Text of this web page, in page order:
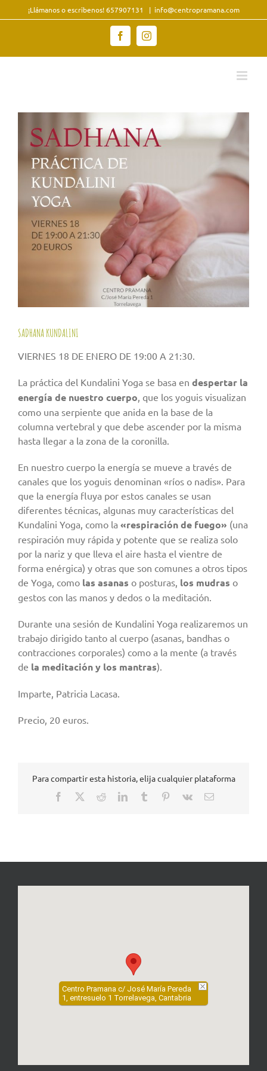
al
¡Llámanos o escribenos! 657907131 | info@centropramana.com
FacebookInstagram
imagen
más
grande
SADHANA KUNDALINI
VIERNES 18 DE ENERO DE 19:00 A 21:30.
La práctica del Kundalini Yoga se basa en despertar la
energía de nuestro cuerpo , que los yoguis visualizan
como una serpiente que anida en la base de la
columna vertebral y que debe ascender por la misma
hasta llegar a la zona de la coronilla.
En nuestro cuerpo la energía se mueve a través de
canales que los yoguis denominan «ríos o nadis». Para
que la energía fluya por estos canales se usan
diferentes técnicas, algunas muy características del
Kundalini Yoga, como la «respiración de fuego» (una
respiración muy rápida y potente que se realiza solo
por la nariz y que lleva el aire hasta el vientre de
forma enérgica) y otras que son comunes a otros tipos
de Yoga, como las asanas o posturas, los mudras o
gestos con las manos y dedos o la meditación.
Durante una sesión de Kundalini Yoga realizaremos un
trabajo dirigido tanto al cuerpo (asanas, bandhas o
contracciones corporales) como a la mente (a través
de la meditación y los mantras).
Imparte, Patricia Lacasa.
Precio, 20 euros.
Para compartir esta historia, elija cualquier plataforma
Facebook RedditLinkedInTumblr Pinterest
Vk
Correo
Centro Pramana c/ José María Pereda
1, entresuelo 1 Torrelavega, Cantabria